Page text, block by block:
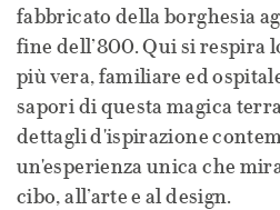
fabbricato della borghesia
fine dell’800. Qui si respira
più vera, familiare ed
sapori di questa magica
dettagli d'ispirazione
un'esperienza unica che
cibo, all’arte e al design.